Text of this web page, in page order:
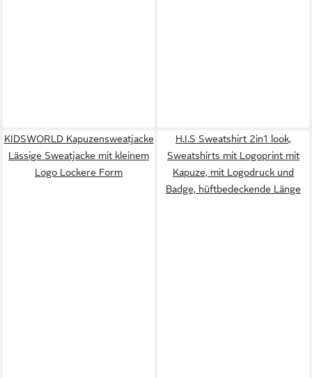
KIDSWORLD Kapuzensweatjacke
Lässige Sweatjacke mit kleinem
Logo Lockere Form
H.I.S Sweatshirt 2in1 look,
Sweatshirts mit Logoprint mit
Kapuze, mit Logodruck und
Badge, hüftbedeckende Länge